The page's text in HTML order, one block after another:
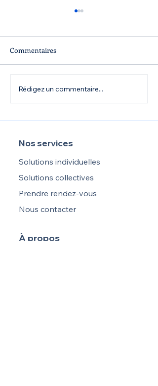
L'audit de la protection
sociale
Commentaires
Rédigez un commentaire...
Nos services
Solutions individuelles
Solutions collectives
Prendre rendez-vous
Nous contacter
À propos